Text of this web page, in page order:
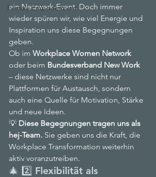
Female Empowerment
ein Netzwerk-Event. Doch immer
wieder spüren wir, wie viel Energie und
Inspiration uns diese Begegnungen
geben.
Ob im Workplace Women Network
oder beim Bundesverband New Work
– diese Netzwerke sind nicht nur
Plattformen für Austausch, sondern
auch eine Quelle für Motivation, Stärke
und neue Ideen.
💡 Diese Begegnungen tragen uns als
hej-Team. Sie geben uns die Kraft, die
Workplace Transformation weiterhin
aktiv voranzutreiben.
🎄 2️⃣ Flexibilität als